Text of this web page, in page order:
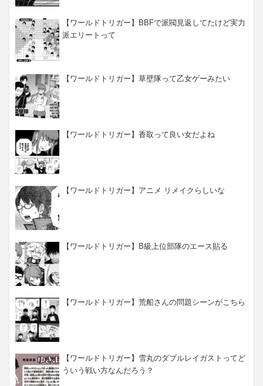
【ワールドトリガー】BBFで派閥見返してたけど実力
派エリートって
【ワールドトリガー】草壁隊って乙女ゲーみたい
【ワールドトリガー】香取って良い女だよね
【ワールドトリガー】アニメ リメイクらしいな
【ワールドトリガー】B級上位部隊のエース貼る
【ワールドトリガー】荒船さんの問題シーンがこちら
【ワールドトリガー】雪丸のダブルレイガストってど
ういう戦い方なんだろう？